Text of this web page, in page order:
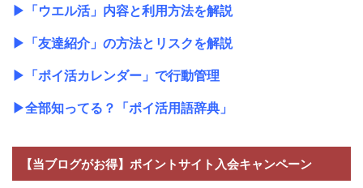
▶ 「ウエル活」内容と利用方法を解説
▶ 「友達紹介」の方法とリスクを解説
▶ 「ポイ活カレンダー」で行動管理
▶全部知ってる？「ポイ活用語辞典」
【当ブログがお得】ポイントサイト入会キャンペーン